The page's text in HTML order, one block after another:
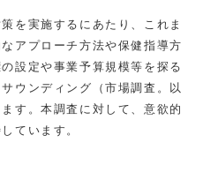
を実施するにあたり、これま
アプローチ方法や保健指導方
設定や事業予算規模等を探る
ウンディング（市場調査。以
す。本調査に対して、意欲的
ています。